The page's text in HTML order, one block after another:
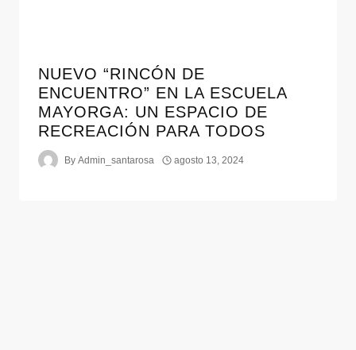
NUEVO “RINCÓN DE
ENCUENTRO” EN LA ESCUELA
MAYORGA: UN ESPACIO DE
RECREACIÓN PARA TODOS
By Admin_santarosa agosto 13, 2024